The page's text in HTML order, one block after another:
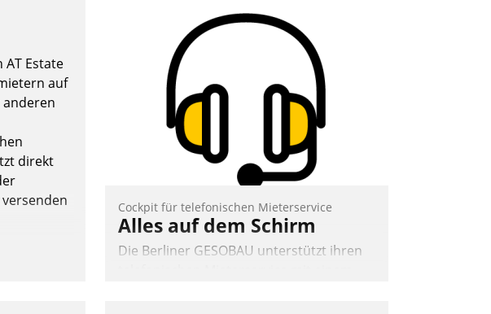
Mitarbeiter von Datatrain. Die meravis
Wohnungsbau- und Immobilien GmbH
hat sich dabei für den Betrieb der Lösung
über die SAP Cloud Platform entschieden
- als erstes Unternehmen am
Wohnungsmarkt.
Andreas Lerchner
Estate
auf
direkt
Cockpit für telefonischen Mieterservice
Alles auf dem Schirm
Die Berliner GESOBAU unterstützt ihren